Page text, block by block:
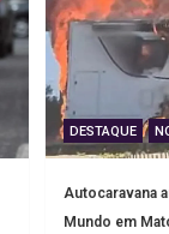
DESTAQUE
Autocaravana
Mundo em